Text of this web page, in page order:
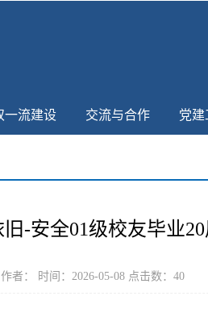
一流建设 交流与合作 党建
-安全01级校友毕业
作者： 时间：2026-05-08 点击数： 40